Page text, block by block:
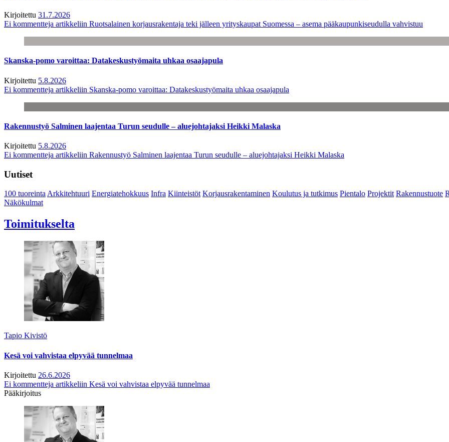
Kirjoitettu 31.7.2026
Ei kommentteja artikkeliin Ruotsalainen korjausrakentaja teki jälleen yrityskaupat Suomessa – asema pääkaupunkiseudulla vahvistuu
Skanska-pomo varoittaa: Datakeskustyömaita uhkaa osaajapula
Kirjoitettu 5.8.2026
Ei kommentteja artikkeliin Skanska-pomo varoittaa: Datakeskustyömaita uhkaa osaajapula
Rakennustyö Salminen laajentaa Turun seudulle – aluejohtajaksi Heikki Malaska
Kirjoitettu 5.8.2026
Ei kommentteja artikkeliin Rakennustyö Salminen laajentaa Turun seudulle – aluejohtajaksi Heikki Malaska
Uutiset
100 tuoreintaArkkitehtuuri Energiatehokkuus Infra Kiinteistöt Korjausrakentaminen Koulutus ja tutkimus Pientalo Projektit Rakennustuote
Näkökulmat
Toimitukselta
Tapio Kivistö
Kesä voi vahvistaa elpyvää tunnelmaa
Kirjoitettu 26.6.2026
Ei kommentteja artikkeliin Kesä voi vahvistaa elpyvää tunnelmaa
Pääkirjoitus